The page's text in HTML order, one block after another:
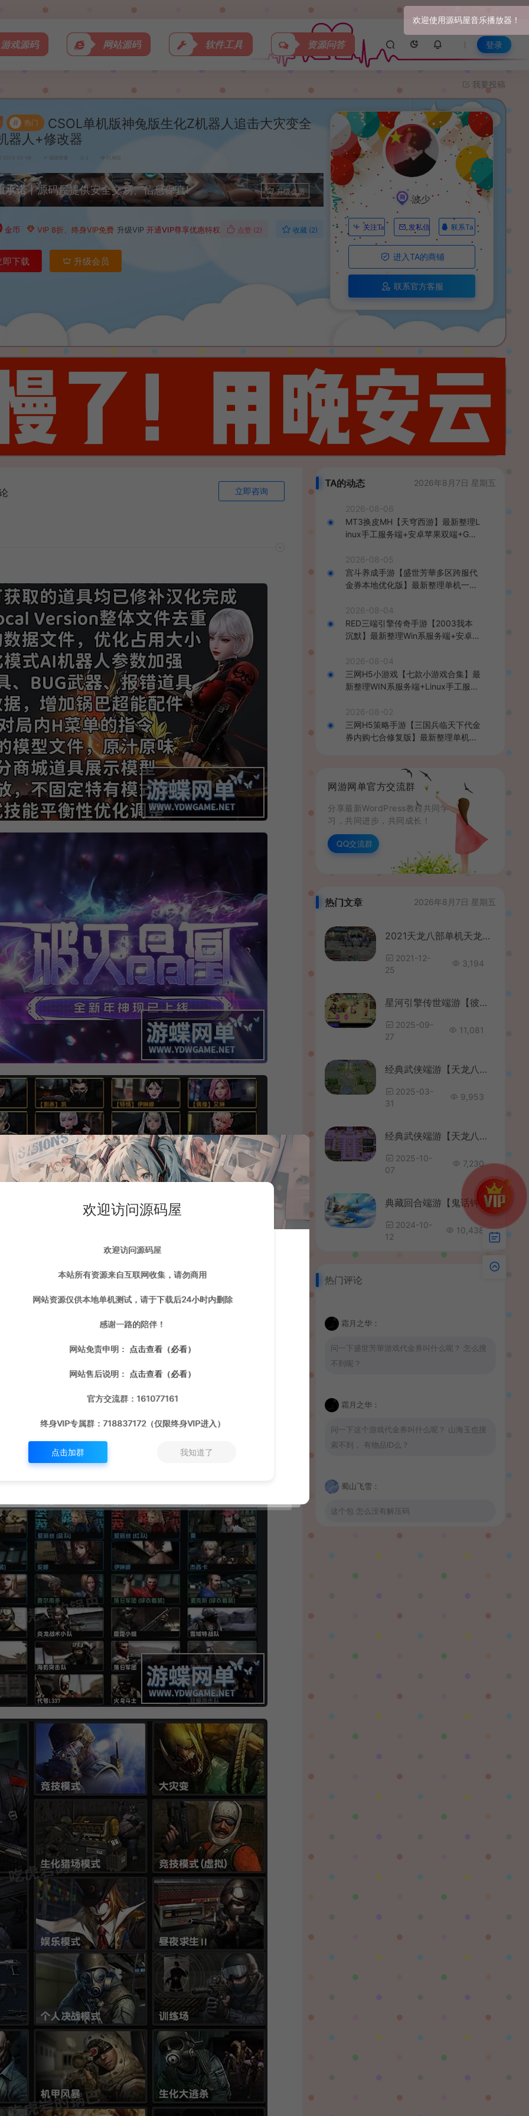
关于我们
游戏源码 网站源码 软件工具 资源问答 登录
我要投稿
# 热门
CSOL单机版神兔版生化Z机器人追击大灾变全
器人+修改器
2023-03-08 端游资源 2 11,602
承诺丨源码屋提供安全交易、信息保真! 升级会员
金币 VIP 8折、终身VIP免费 升级VIP 开通VIP尊享优惠特权 点赞 (2) 收藏 (2)
即下载 升级会员
波少
关注Ta 发私信 联系Ta
进入TA的商铺
联系官方客服
立即咨询
TA的动态 2026年8月7日 星期五
2026-08-06
MT3换皮MH【天穹西游】最新整理L
inux手工服务端+安卓苹果双端+GM
教程
2026-08-05
宫斗养成手游【盛世芳華多区跨服代
金券本地优化版】最新整理单机一键
后台+安卓+详细搭建教程
2026-08-04
RED三端引擎传奇手游【2003我本
沉默】最新整理Win系服务端+安卓苹
2026-08-04
三网H5小游戏【七款小游戏合集】最
新整理WIN系服务端+Linux手工服务
2026-08-02
三网H5策略手游【三国兵临天下代金
券内购七合修复版】最新整理单机一
端+详细搭建教程+视频教程
网游网单官方交流群
分享最新WordPress教程共同学
习，共同进步，共同成长！
QQ交流群
热门文章 2026年8月7日 星期五
2021天龙八部单机天龙八部万象归一8完整手工单人繁殖GM网单
2021-12-
25
3,194
星河引擎传世端游【彼岸花专属六大陆剧情版】最新整理Win系服务端+彩虹登陆器+客户端+详细搭建教程
2025-09-
27
11,081
经典武侠端游【天龙八部之祖玛复古转生版】最新整理单机一键即玩镜像端+Linux手工服务端+PC客户端+GM工具+详细搭建教程
2025-03-
31
9,953
经典武侠端游【天龙八部之怀旧·影子传说】最新整理单机一键即玩镜像端+Linux手工服务端+PC客户端+GM工具+详细搭建教程
2025-10-
07
7,230
典藏回合端游【鬼话钟馗V700梦幻版】最新整理WIN系手工服务端+PC客户端+GM工具+详细搭建教程+视频教程
2024-10-
12
10,438
热门评论
霜月之华：
问一下盛世芳華游戏代金券叫什么呢？ 怎么搜
不到呢？
霜月之华：
问一下这个游戏代金券叫什么呢？ 山海玉也搜
索不到， 有物品ID么？
蜀山飞雪：
这个包 怎么没有解压码
山海玉
欢迎访问源码屋
欢迎访问源码屋
本站所有资源来自互联网收集，请勿商用
网站资源仅供本地单机测试，请于下载后24小时内删除
感谢一路的陪伴！
网站免责申明： 点击查看（必看）
网站售后说明： 点击查看（必看）
官方交流群：161077161
终身VIP专属群：718837172（仅限终身VIP进入）
点击加群 我知道了